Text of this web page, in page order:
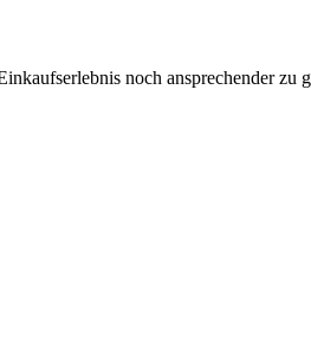
noch ansprechender zu